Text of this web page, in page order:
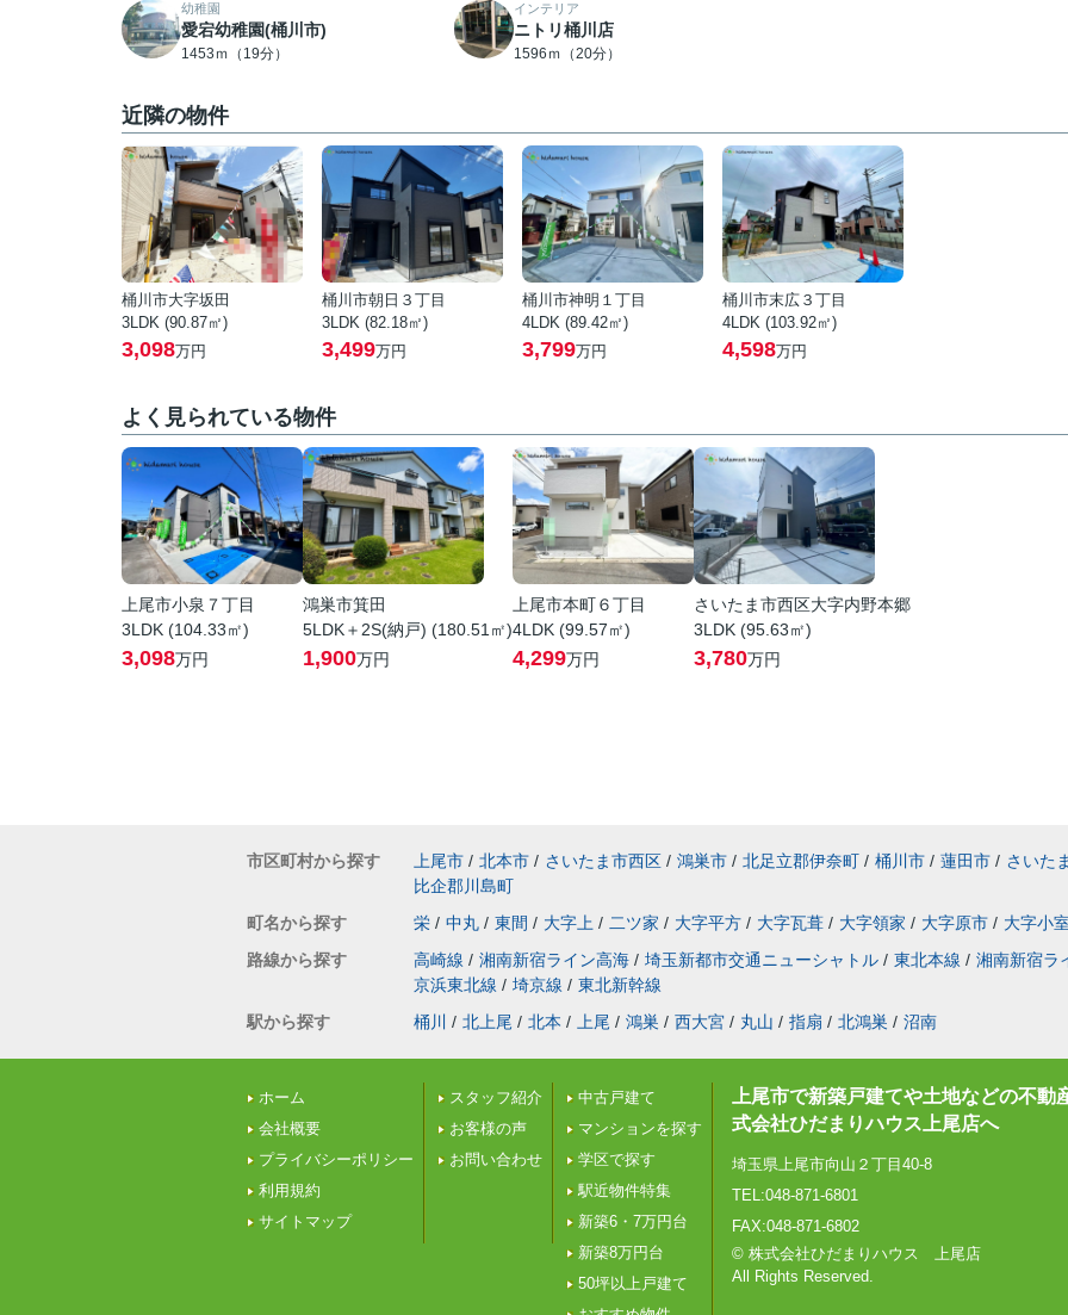
幼稚園
愛宕幼稚園(桶川市)
1453ｍ（19分）
インテリア
ニトリ桶川店
1596ｍ（20分）
近隣の物件
桶川市大字坂田
3LDK (90.87㎡)
3,098万円
桶川市朝日３丁目
3LDK (82.18㎡)
3,499万円
桶川市神明１丁目
4LDK (89.42㎡)
3,799万円
桶川市末広３丁目
4LDK (103.92㎡)
4,598万円
よく見られている物件
上尾市小泉７丁目
3LDK (104.33㎡)
3,098万円
鴻巣市箕田
5LDK＋2S(納戸) (180.51㎡)
1,900万円
上尾市本町６丁目
4LDK (99.57㎡)
4,299万円
さいたま市西区大字内野本郷
3LDK (95.63㎡)
3,780万円
市区町村から探す 上尾市 / 北本市 / さいたま市西区 / 鴻巣市 / 北足立郡伊奈町 / 桶川市 / 蓮田市 / さいた
比企郡川島町
町名から探す
栄 / 中丸 / 東間 / 大字上 / 二ツ家 / 大字平方 / 大字瓦葺 / 大字領家 / 大字原市 / 大字小
路線から探す
高崎線 / 湘南新宿ライン高海 / 埼玉新都市交通ニューシャトル / 東北本線 / 湘南新宿ラ
京浜東北線 / 埼京線 / 東北新幹線
駅から探す
桶川 / 北上尾 / 北本 / 上尾 / 鴻巣 / 西大宮 / 丸山 / 指扇 / 北鴻巣 / 沼南
ホーム
会社概要
プライバシーポリシー
利用規約
サイトマップ
スタッフ紹介
お客様の声
お問い合わせ
中古戸建て
マンションを探す
学区で探す
駅近物件特集
新築6・7万円台
新築8万円台
50坪以上戸建て
上尾市で新築戸建てや土地などの不動
式会社ひだまりハウス上尾店へ
埼玉県上尾市向山２丁目40-8
TEL:048-871-6801
FAX:048-871-6802
© 株式会社ひだまりハウス 上尾店
All Rights Reserved.